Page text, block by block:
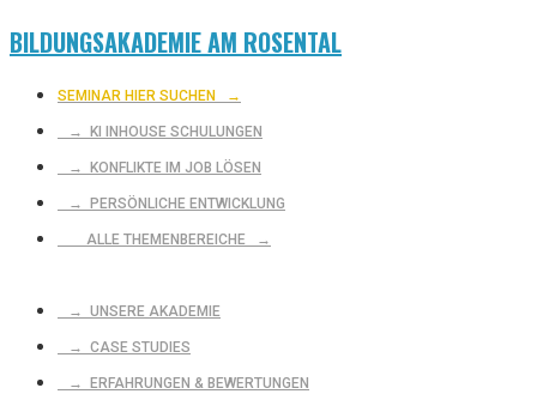
BILDUNGSAKADEMIE AM ROSENTAL
SEMINAR HIER SUCHEN →
→ KI INHOUSE SCHULUNGEN
→ KONFLIKTE IM JOB LÖSEN
→ PERSÖNLICHE ENTWICKLUNG
ALLE THEMENBEREICHE →
→ UNSERE AKADEMIE
→ CASE STUDIES
→ ERFAHRUNGEN & BEWERTUNGEN